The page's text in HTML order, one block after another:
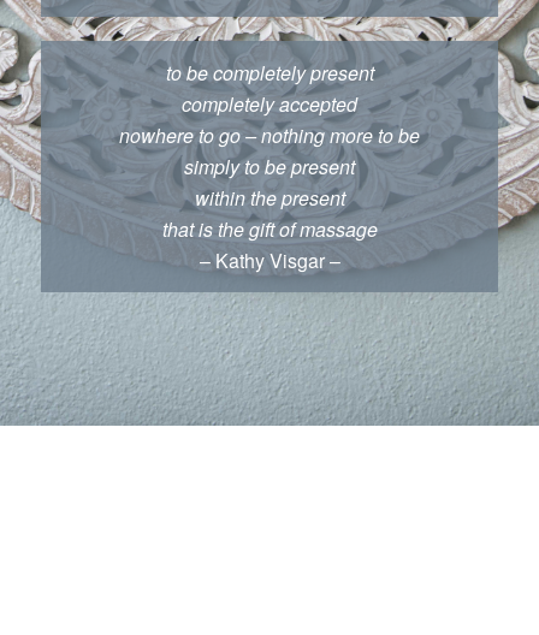
to be completely present
completely accepted
nowhere to go – nothing more to be
simply to be present
within the present
that is the gift of massage
– Kathy Visgar –